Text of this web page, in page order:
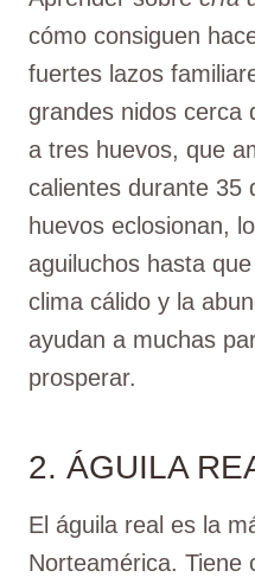
cómo consiguen
fuertes lazos
grandes nidos cerca
a tres huevos, que
calientes durante 35
huevos eclosionan,
aguiluchos hasta
clima cálido y la
ayudan a muchas
prosperar.
2. ÁGUILA
El águila real es la
Norteamérica. Tiene